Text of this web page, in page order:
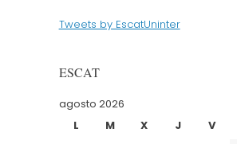
Tweets by EscatUninter
ESCAT
agosto 2026
L
M X J V